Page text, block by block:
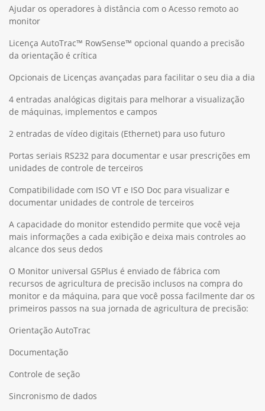
Ajudar os operadores à distância com o Acesso remoto ao
monitor
Licença AutoTrac™ RowSense™ opcional quando a precisão
da orientação é crítica
Opcionais de Licenças avançadas para facilitar o seu dia a dia
4 entradas analógicas digitais para melhorar a visualização
de máquinas, implementos e campos
2 entradas de vídeo digitais (Ethernet) para uso futuro
Portas seriais RS232 para documentar e usar prescrições em
unidades de controle de terceiros
Compatibilidade com ISO VT e ISO Doc para visualizar e
documentar unidades de controle de terceiros
A capacidade do monitor estendido permite que você veja
mais informações a cada exibição e deixa mais controles ao
alcance dos seus dedos
O Monitor universal G5Plus é enviado de fábrica com
recursos de agricultura de precisão inclusos na compra do
monitor e da máquina, para que você possa facilmente dar os
primeiros passos na sua jornada de agricultura de precisão:
Orientação AutoTrac
Documentação
Controle de seção
Sincronismo de dados